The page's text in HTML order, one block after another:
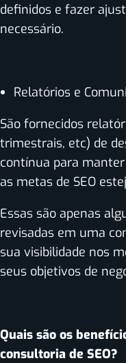
definidos e fazer
necessário.
Relatórios e
São fornecidos
trimestrais, etc) de
contínua para
as metas de SEO
Essas são apenas
revisadas em uma
sua visibilidade nos
seus objetivos de
Quais são os
consultoria de SEO?